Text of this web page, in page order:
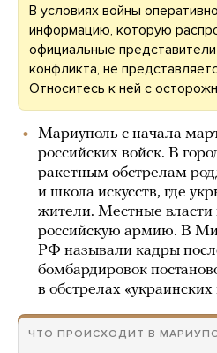
В условиях войны
информацию, которую
официальные
конфликта, не
Относитесь к ней с
Мариуполь с начала
российских войск. В
ракетным обстрелам
и школа искусств, где
жители. Местные власти
российскую армию. В
РФ называли кадры
бомбардировок
в обстрелах
ЧТО ПРОИСХОДИТ В